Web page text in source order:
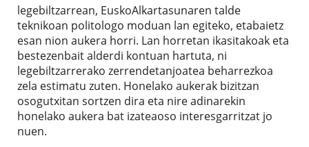
legebiltzarrean, EuskoAlkartasunaren talde
teknikoan politologo moduan lan egiteko, etabaietz
esan nion aukera horri. Lan horretan ikasitakoak eta
bestezenbait alderdi kontuan hartuta, ni
legebiltzarrerako zerrendetanjoatea beharrezkoa
zela estimatu zuten. Honelako aukerak bizitzan
osogutxitan sortzen dira eta nire adinarekin
honelako aukera bat izateaoso interesgarritzat jo
nuen.